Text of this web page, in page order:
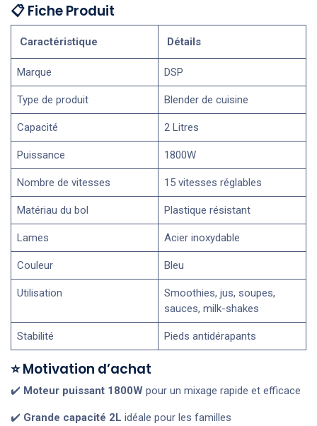
📋 Fiche Produit
Caractéristique Détails
Marque DSP
Type de produit Blender de cuisine
Capacité 2 Litres
Puissance 1800W
Nombre de vitesses 15 vitesses réglables
Matériau du bol Plastique résistant
Lames Acier inoxydable
Couleur Bleu
Utilisation
Smoothies, jus, soupes,
sauces, milk-shakes
Stabilité Pieds antidérapants
⭐ Motivation d’achat
✔️ Moteur puissant 1800W pour un mixage rapide et efficace
✔️ Grande capacité 2L idéale pour les familles